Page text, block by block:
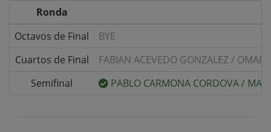
Ronda
Octavos de Final
BYE
Cuartos de Final
FABIAN ACEVEDO GONZALEZ/ OMAR
Semifinal
PABLO CARMONA CORDOVA/